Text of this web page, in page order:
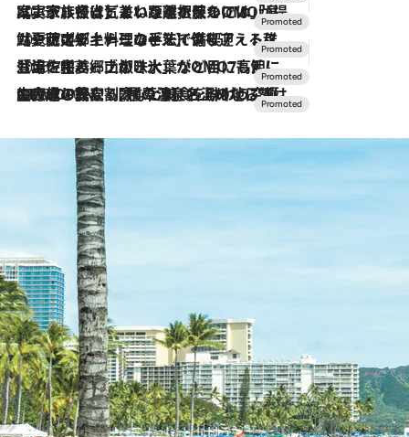
2026.7.31
【ホテル帰省】という選択肢をOMOが提案。家族とほどよい距離を保つには「昼は実家、夜は気兼ねなくホテルで！」
2026.7.24
【夏限定ディナーコース】旬を迎える稚鮎や花ズッキーニなどをイタリア・トスカーナの郷土料理の手法で満喫！
2026.7.17
「土佐和ハーブかき氷」がOMO7高知に登場！生姜、山椒、大葉など目にも舌にも涼を呼ぶ郷土の味
2026.7.10
NEW OPEN！【界 草津】名湯の地に誕生。趣の異なる2種の温泉と上州ならではの会席・蕎麦割烹など美食を味わう究極の癒やし旅